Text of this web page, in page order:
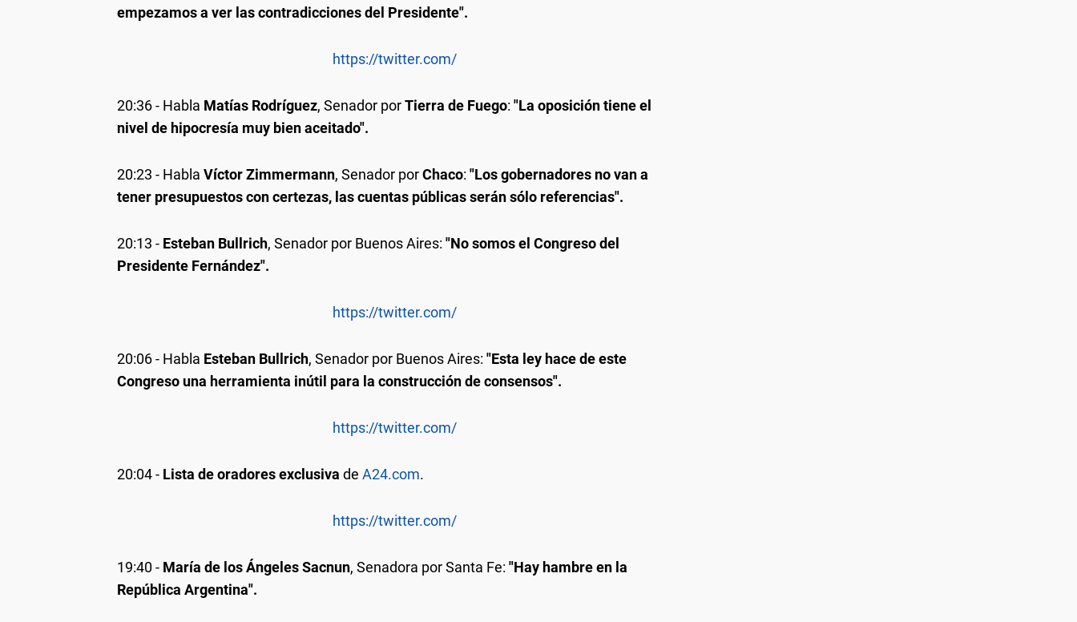
empezamos a ver las contradicciones del Presidente".
https://twitter.com/
20:36- Habla Matías Rodríguez, Senador porTierra de Fuego: "La oposición tiene el
nivel de hipocresía muy bien aceitado".
20:23 - Habla Víctor Zimmermann, Senador porChaco: "Los gobernadores no van a
tener presupuestos con certezas, las cuentas públicas serán sólo referencias".
20:13 - Esteban Bullrich, Senador por Buenos Aires: "No somos el Congreso del
Presidente Fernández".
https://twitter.com/
20:06- Habla Esteban Bullrich, Senador por Buenos Aires: "Esta ley hace de este
Congreso una herramienta inútil para la construcción de consensos".
https://twitter.com/
20:04- Lista de oradores exclusiva de A24.com.
https://twitter.com/
19:40- María de los Ángeles Sacnun, Senadora por Santa Fe: "Hay hambre en la
República Argentina".